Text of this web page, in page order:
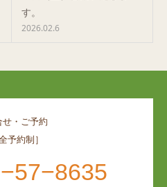
す。
2026.02.6
せ・ご予約
予約制］